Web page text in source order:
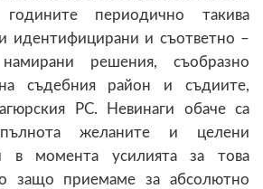
периодично такива
идентифицирани и съответно –
решения, съобразно
съдебния район и съдиите,
РС. Невинаги обаче са
желаните и целени
в момента усилията за това
защо приемаме за абсолютно